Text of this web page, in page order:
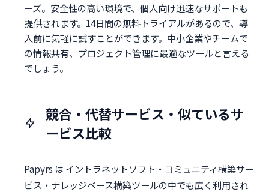
ーズ。安全性の高い環境で、個人向け迅速なサポートも
提供されます。14日間の無料トライアルがあるので、導
入前に気軽に試すことができます。中小企業やチームで
の情報共有、プロジェクト管理に最適なツールと言える
でしょう。
競合・代替サービス・似ているサ
ービス比較
Papyrs は イントラネットソフト・コミュニティ構築サー
ビス・ナレッジベース構築ツールの中でも広く利用され